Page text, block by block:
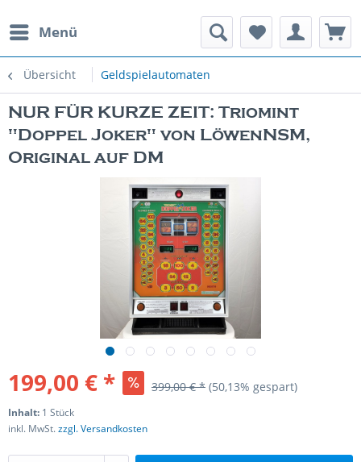
Menü
Übersicht Geldspielautomaten
Spielautomaten
NUR FÜR KURZE ZEIT: Triomint
"Doppel Joker" von LöwenNSM,
Original auf DM
199,00 € * 399,00 € * (50,13% gespart)
Inhalt: 1 Stück
inkl. MwSt.zzgl. Versandkosten